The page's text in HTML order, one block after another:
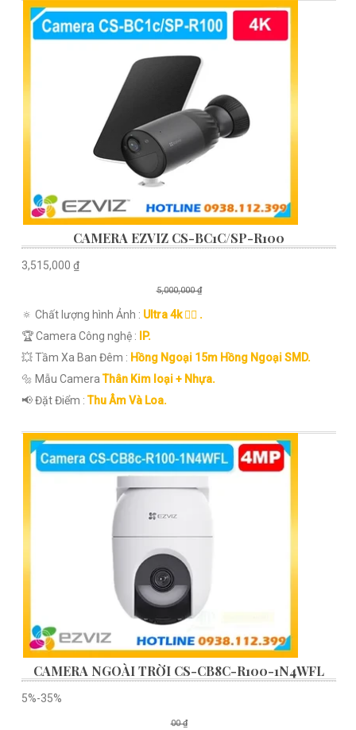
CAMERA EZVIZ CS-BC1C/SP-R100
3,515,000 ₫
5,000,000 ₫
🔅 Chất lượng hình Ảnh : Ultra 4k 👍🏾 .
🏆 Camera Công nghệ :
IP.
💥 Tầm Xa Ban Đêm : Hồng Ngoại 15m Hồng Ngoại SMD.
🔩 Mẫu CameraThân Kim loại + Nhựa.
️📢 Đặt Điểm :Thu Âm Và Loa.
CAMERA NGOÀI TRỜI CS-CB8C-R100-1N4WFL
5%-35%
00 ₫